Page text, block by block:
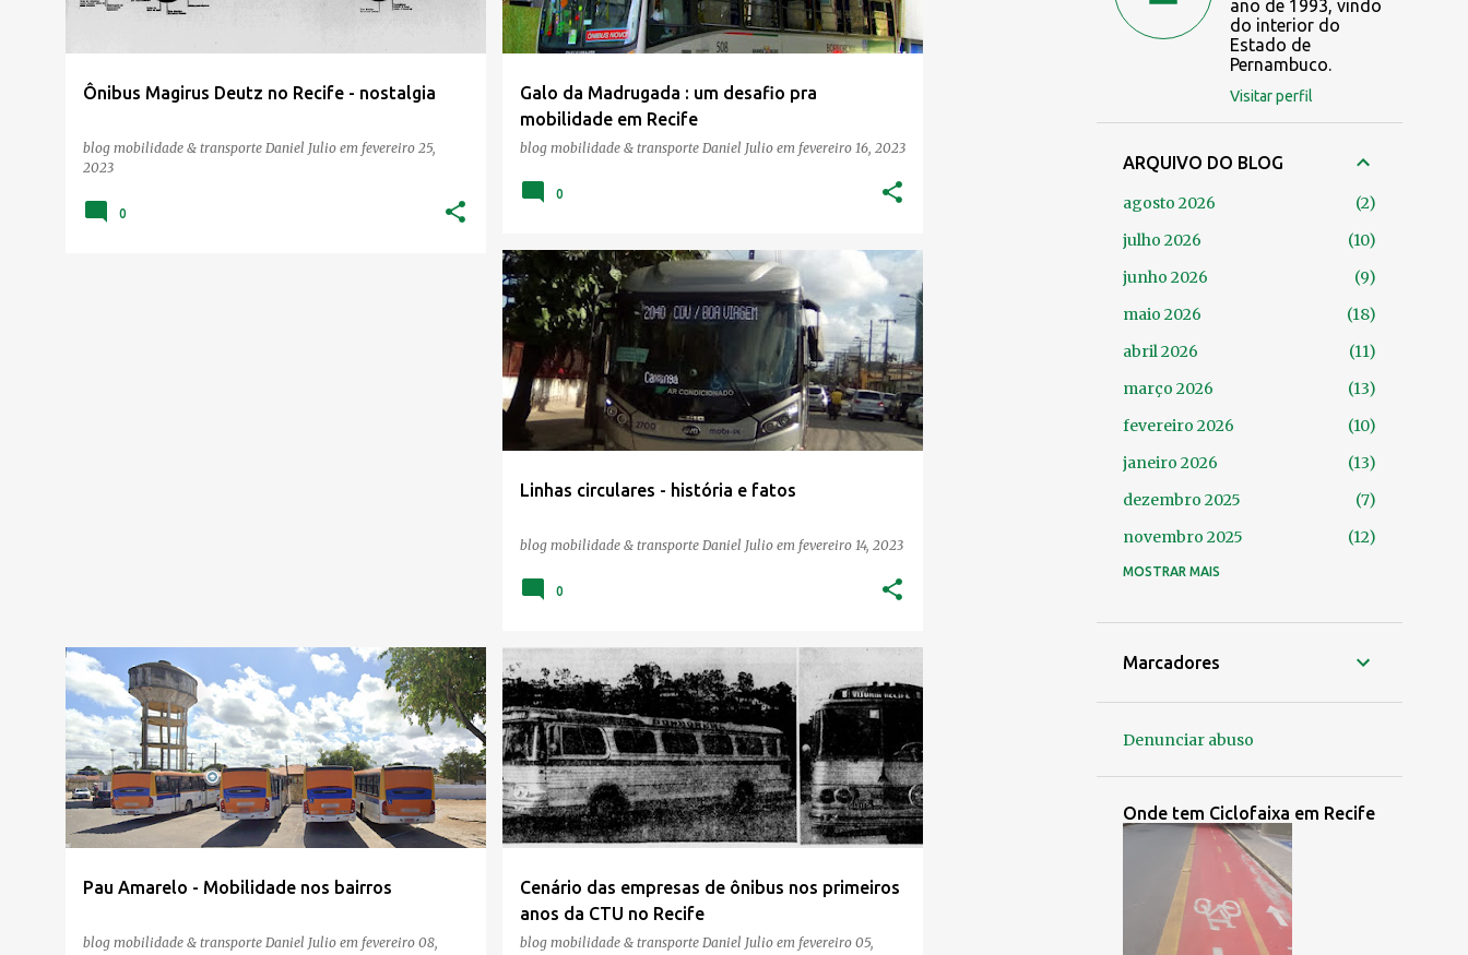
Ônibus Magirus Deutz no Recife - nostalgia
blog mobilidade & transporte Daniel Julio em fevereiro 25,
2023
0
Galo da Madrugada : um desafio pra
mobilidade em Recife
blog mobilidade & transporte Daniel Julio em fevereiro 16, 2023
0
Linhas circulares - história e fatos
blog mobilidade & transporte Daniel Julio em fevereiro 14, 2023
0
Pau Amarelo - Mobilidade nos bairros
blog mobilidade & transporte Daniel Julio em fevereiro 08,
Cenário das empresas de ônibus nos primeiros
anos da CTU no Recife
blog mobilidade & transporte Daniel Julio em fevereiro 05,
ano de 1993, vindo
do interior do
Estado de
Pernambuco.
Visitar perfil
ARQUIVO DO BLOG
agosto 2026
2
julho 2026
10
junho 2026
9
maio 2026
18
abril 2026
11
março 2026
13
fevereiro 2026
10
janeiro 2026
13
dezembro 2025
7
novembro 2025
12
outubro 2025
março 2025
fevereiro 2025
janeiro 2025
dezembro 2024
MOSTRAR MAIS
Marcadores
Denunciar abuso
Onde tem Ciclofaixa em Recife